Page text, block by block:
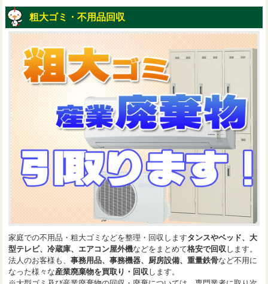
粗大ゴミ・不用品回収
家庭での不用品・粗大ゴミなどを整理・回収しますタンスやベッド、大
型テレビ、冷蔵庫、エアコン屋外機などをまとめて格安で回収します。
法人のお客様も、 事務用品、事務機器、厨房設備、重量鉄骨など不用に
なった様々な産業廃棄物を買取り・回収します。